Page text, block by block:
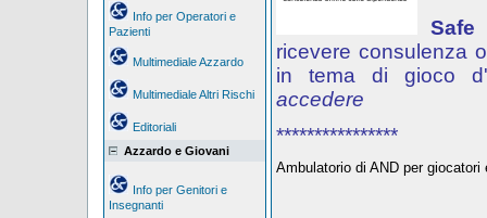
Info per Operatori e
Pazienti
Multimediale Azzardo
Multimediale Altri Rischi
Editoriali
Azzardo e Giovani
Info per Genitori e
Insegnanti
Safe
ricevere consulenza
in tema di gioco
accedere
****************
Ambulatorio di AND per giocatori